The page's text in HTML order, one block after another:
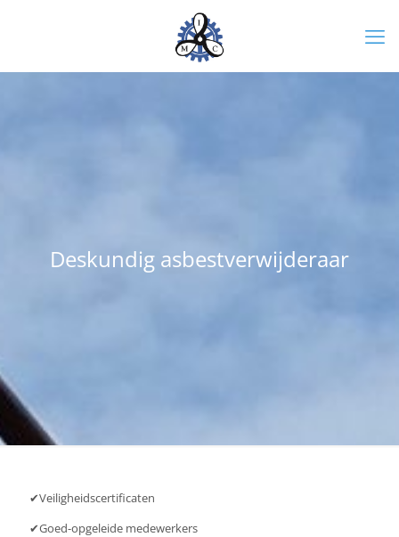
Deskundig asbestverwijderaar
✔Veiligheidscertificaten
✔Goed-opgeleide medewerkers